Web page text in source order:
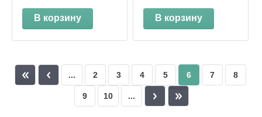
В корзину В корзину
... 2 3 4 5 6 7 8
9 10 ...